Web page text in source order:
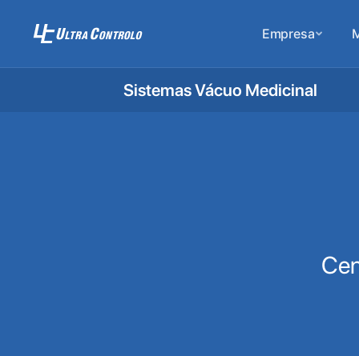
Empresa
Sistemas Vácuo Medicinal